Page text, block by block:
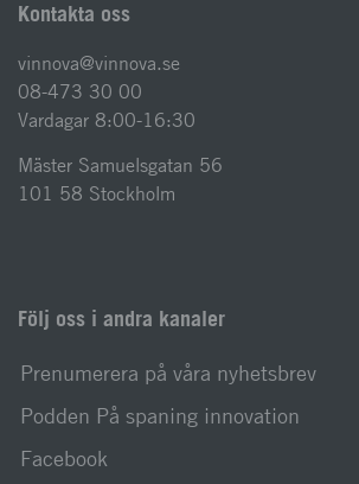
Kontakta oss
vinnova@vinnova.se
08-473 30 00
Vardagar 8:00-16:30
Mäster Samuelsgatan 56
101 58 Stockholm
Följ oss i andra kanaler
Prenumerera på våra nyhetsbrev
Podden På spaning innovation
Facebook